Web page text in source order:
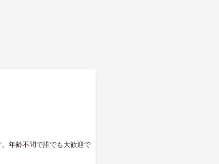
年齢不問で誰でも大歓迎で